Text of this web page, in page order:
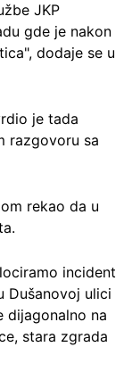
JKP
gde je nakon
dodaje se u
je tada
razgovoru sa
rekao da u
incident
Dušanovoj ulici
dijagonalno na
stara zgrada